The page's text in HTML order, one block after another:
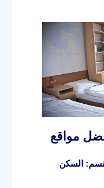
مواقع
السكن